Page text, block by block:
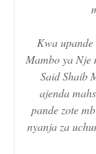
Kwa
Mambo ya
Said Shaib
ajenda
pande zote
nyanja za